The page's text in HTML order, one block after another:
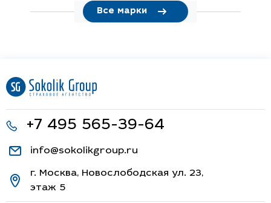
Все марки
+7 495 565-39-64
info@sokolikgroup.ru
г. Москва, Новослободская ул. 23,
этаж 5